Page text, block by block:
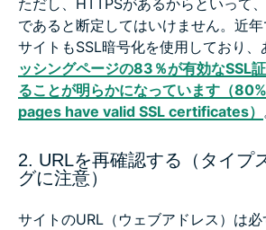
ただし、HTTPSがあるからといって
であると断定してはいけません。近
サイトもSSL暗号化を使用しており、
ッシングページの83％が有効なSSL
ることが明らかになっています（
pages have valid SSL certificates）
2. URLを再確認する（タイプ
グに注意）
サイトのURL（ウェブアドレス）は必